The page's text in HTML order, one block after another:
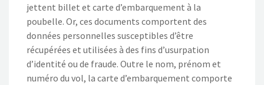
jettent billet et carte d’embarquement à la
poubelle. Or, ces documents comportent des
données personnelles susceptibles d’être
récupérées et utilisées à des fins d’usurpation
d’identité ou de fraude. Outre le nom, prénom et
numéro du vol, la carte d’embarquement comporte